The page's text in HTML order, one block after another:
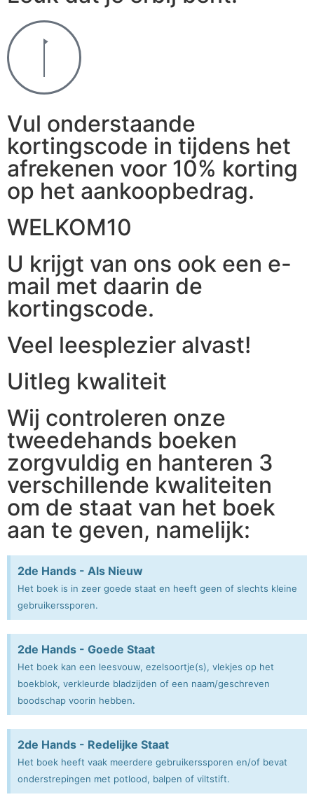
Vul onderstaande
kortingscode in tijdens het
afrekenen voor 10% korting
op het aankoopbedrag.
WELKOM10
U krijgt van ons ook een e-
mail met daarin de
kortingscode.
Veel leesplezier alvast!
Uitleg kwaliteit
Wij controleren onze
tweedehands boeken
zorgvuldig en hanteren 3
verschillende kwaliteiten
om de staat van het boek
aan te geven, namelijk:
2de Hands - Als Nieuw
Het boek is in zeer goede staat en heeft geen of slechts kleine
gebruikerssporen.
2de Hands - Goede Staat
Het boek kan een leesvouw, ezelsoortje(s), vlekjes op het
boekblok, verkleurde bladzijden of een naam/geschreven
boodschap voorin hebben.
2de Hands - Redelijke Staat
Het boek heeft vaak meerdere gebruikerssporen en/of bevat
onderstrepingen met potlood, balpen of viltstift.